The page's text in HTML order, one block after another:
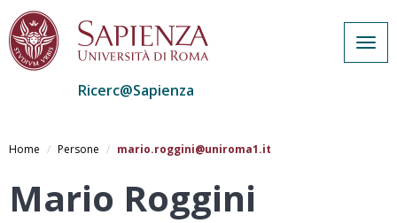
al
Ricerc@Sapienza
Home Persone mario.roggini@uniroma1.it
Mario Roggini